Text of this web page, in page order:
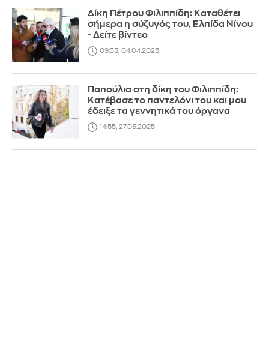
Δίκη Πέτρου Φιλιππίδη: Καταθέτει
σήμερα η σύζυγός του, Ελπίδα Νίνου
- Δείτε βίντεο
09:33, 04.04.2025
Παπούλια στη δίκη του Φιλιππίδη:
Κατέβασε το παντελόνι του και μου
έδειξε τα γεννητικά του όργανα
14:55, 27.03.2025